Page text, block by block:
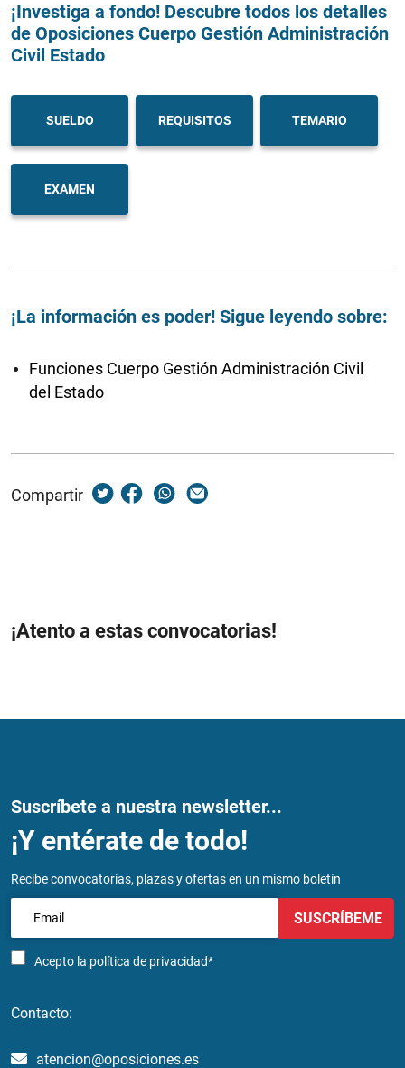
¡Investiga a fondo! Descubre todos los detalles
de Oposiciones Cuerpo Gestión Administración
Civil Estado
SUELDO REQUISITOS TEMARIO
EXAMEN
¡La información es poder! Sigue leyendo sobre:
Funciones Cuerpo Gestión Administración Civil
del Estado
Compartir
¡Atento a estas convocatorias!
Suscríbete a nuestra newsletter...
¡Y entérate de todo!
Recibe convocatorias, plazas y ofertas en un mismo boletín
Acepto la política de privacidad*
SUSCRÍBEME
Contacto:
atencion@oposiciones.es